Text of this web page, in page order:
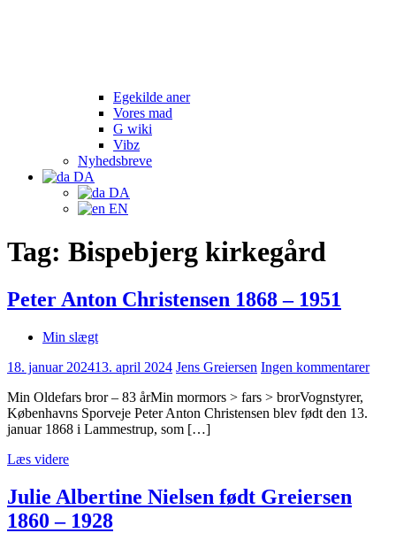
Egekilde aner
Vores mad
G wiki
Vibz
Nyhedsbreve
DA
DA
EN
Tag: Bispebjerg kirkegård
Peter Anton Christensen 1868 – 1951
Min slægt
18. januar 202413. april 2024 Jens Greiersen Ingen kommentarer
Min Oldefars bror – 83 årMin mormors > fars > brorVognstyrer,
Københavns Sporveje Peter Anton Christensen blev født den 13.
januar 1868 i Lammestrup, som […]
Læs videre
Julie Albertine Nielsen født Greiersen
1860 – 1928